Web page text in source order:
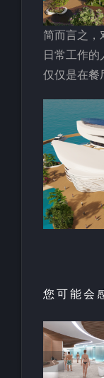
简而言之，
日常工作
仅仅是在餐
您可能会
用
筑